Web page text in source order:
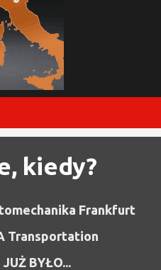
kiedy?
Frankfurt
Transportation
JUŻ BYŁO...